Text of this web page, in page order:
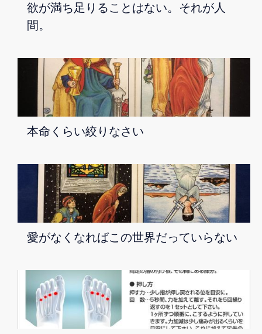
欲が満ち足りることはない。それが人
間。
本命くらい絞りなさい
愛がなくなればこの世界だっていらない